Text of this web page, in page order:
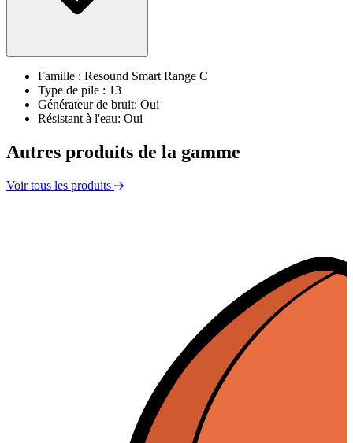
Famille : Resound Smart Range C
Type de pile : 13
Générateur de bruit: Oui
Résistant à l'eau: Oui
Autres produits de la gamme
Voir tous les produits